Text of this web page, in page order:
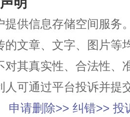
提供信息存储空间服务
的文章、文字、图片等
对其真实性、合法性、
人可通过平台投诉并提
申请删除>> 纠错>> 投